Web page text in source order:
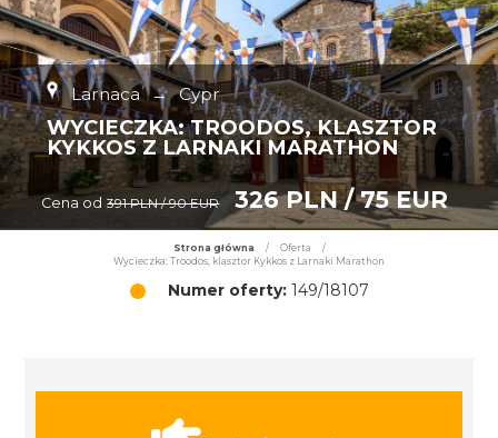
Larnaca → Cypr
WYCIECZKA: TROODOS, KLASZTOR
KYKKOS Z LARNAKI MARATHON
Cena od 391 PLN / 90 EUR 326 PLN / 75 EUR
Strona główna / Oferta
/
Wycieczka: Troodos, klasztor Kykkos z Larnaki Marathon
Numer oferty:149/18107